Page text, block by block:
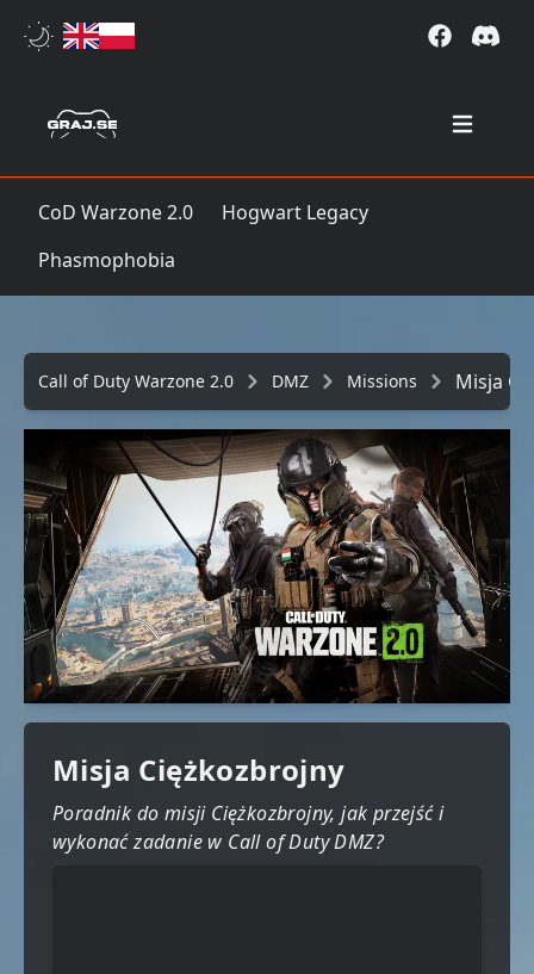
Open
CoD Warzone 2.0
Hogwart Legacy
Phasmophobia
Call of Duty Warzone 2.0 DMZ Missions Misja
Misja Ciężkozbrojny
Poradnik do misji Ciężkozbrojny, jak przejść i
wykonać zadanie w Call of Duty DMZ?